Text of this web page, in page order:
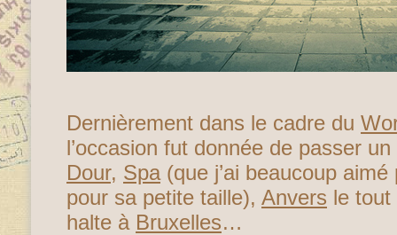
Dernièrement dans le cadre du
l’occasion fut donnée de passer
Dour, Spa(que j’ai beaucoup
pour sa petite taille), Anvers le tout
halte à Bruxelles…